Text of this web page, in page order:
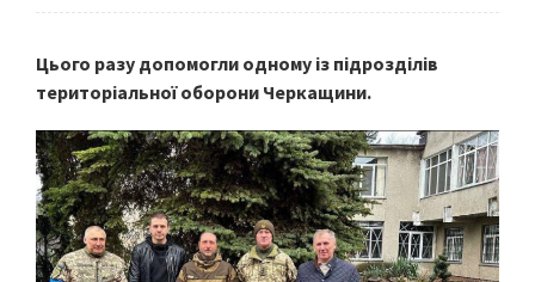
Цього разу допомогли одному із підрозділів
територіальної оборони Черкащини.